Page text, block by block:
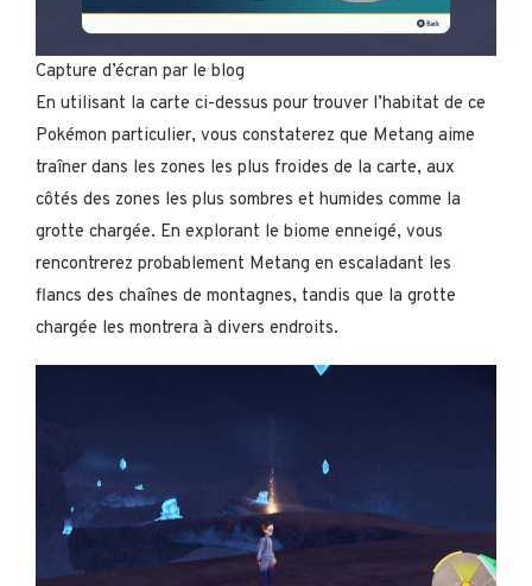
Capture d’écran par le blog
En utilisant la carte ci-dessus pour trouver l’habitat de ce
Pokémon particulier, vous constaterez que Metang aime
traîner dans les zones les plus froides de la carte, aux
côtés des zones les plus sombres et humides comme la
grotte chargée. En explorant le biome enneigé, vous
rencontrerez probablement Metang en escaladant les
flancs des chaînes de montagnes, tandis que la grotte
chargée les montrera à divers endroits.